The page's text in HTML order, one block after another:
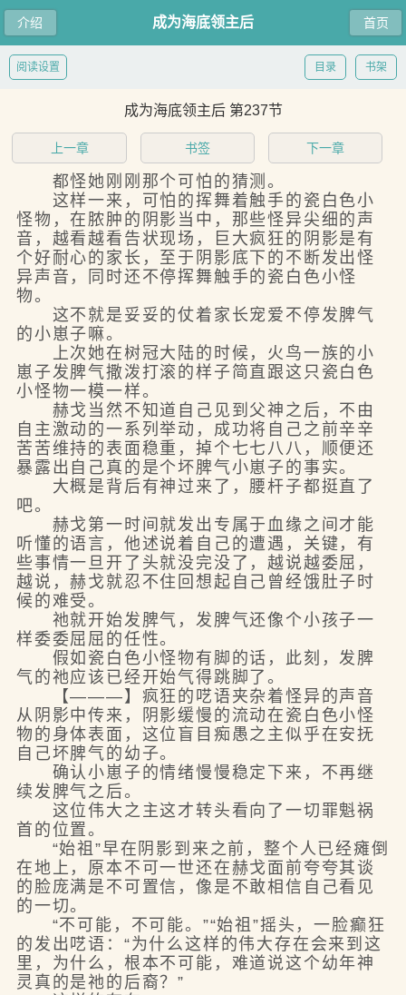
介绍 首页
成为海底领主后
书架
目录
阅读设置
成为海底领主后 第237节
上一章 书签 下一章
都怪她刚刚那个可怕的猜测。
这样一来，可怕的挥舞着触手的瓷白色小
怪物，在脓肿的阴影当中，那些怪异尖细的声
音，越看越看告状现场，巨大疯狂的阴影是有
个好耐心的家长，至于阴影底下的不断发出怪
异声音，同时还不停挥舞触手的瓷白色小怪
物。
这不就是妥妥的仗着家长宠爱不停发脾气
的小崽子嘛。
上次她在树冠大陆的时候，火鸟一族的小
崽子发脾气撒泼打滚的样子简直跟这只瓷白色
小怪物一模一样。
赫戈当然不知道自己见到父神之后，不由
自主激动的一系列举动，成功将自己之前辛辛
苦苦维持的表面稳重，掉个七七八八，顺便还
暴露出自己真的是个坏脾气小崽子的事实。
大概是背后有神过来了，腰杆子都挺直了
吧。
赫戈第一时间就发出专属于血缘之间才能
听懂的语言，他述说着自己的遭遇，关键，有
些事情一旦开了头就没完没了，越说越委屈，
越说，赫戈就忍不住回想起自己曾经饿肚子时
候的难受。
祂就开始发脾气，发脾气还像个小孩子一
样委委屈屈的任性。
假如瓷白色小怪物有脚的话，此刻，发脾
气的祂应该已经开始气得跳脚了。
【———】疯狂的呓语夹杂着怪异的声音
从阴影中传来，阴影缓慢的流动在瓷白色小怪
物的身体表面，这位盲目痴愚之主似乎在安抚
自己坏脾气的幼子。
确认小崽子的情绪慢慢稳定下来，不再继
续发脾气之后。
这位伟大之主这才转头看向了一切罪魁祸
首的位置。
“始祖”早在阴影到来之前，整个人已经瘫倒
在地上，原本不可一世还在赫戈面前夸夸其谈
的脸庞满是不可置信，像是不敢相信自己看见
的一切。
“不可能，不可能。”“始祖”摇头，一脸癫狂
的发出呓语：“为什么这样的伟大存在会来到这
里，为什么，根本不可能，难道说这个幼年神
灵真的是祂的后裔？”